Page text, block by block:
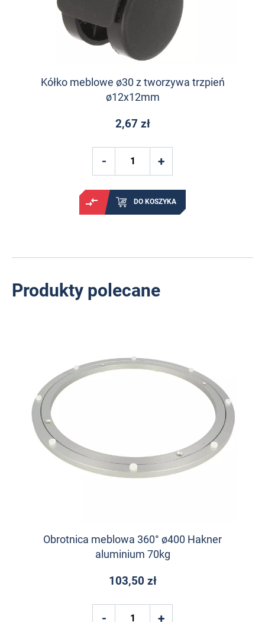
Kółko meblowe ø30 z tworzywa trzpień
ø12x12mm
2,67 zł
DO KOSZYKA
Produkty polecane
Obrotnica meblowa 360° ø400 Hakner
aluminium 70kg
103,50 zł